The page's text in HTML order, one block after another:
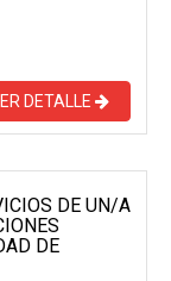
DETALLE
DE UN/A
DE